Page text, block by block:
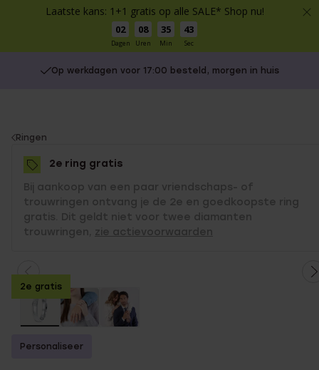
Laatste kans: 1+1 gratis op alle SALE* Shop nu!
02
Dagen
08
Uren
35
Min
42
Sec
Op werkdagen voor 17:00 besteld, morgen in huis
You
are
here:
Ringen
2e ring gratis
Bij aankoop van een paar vriendschaps- of
trouwringen ontvang je de 2e en goedkoopste ring
gratis. Dit geldt niet voor twee diamanten
trouwringen, zie actievoorwaarden
2e gratis
Personaliseer